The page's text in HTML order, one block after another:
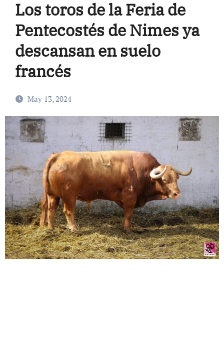
Los toros de la Feria de
Pentecostés de Nimes ya
descansan en suelo
francés
May 13, 2024